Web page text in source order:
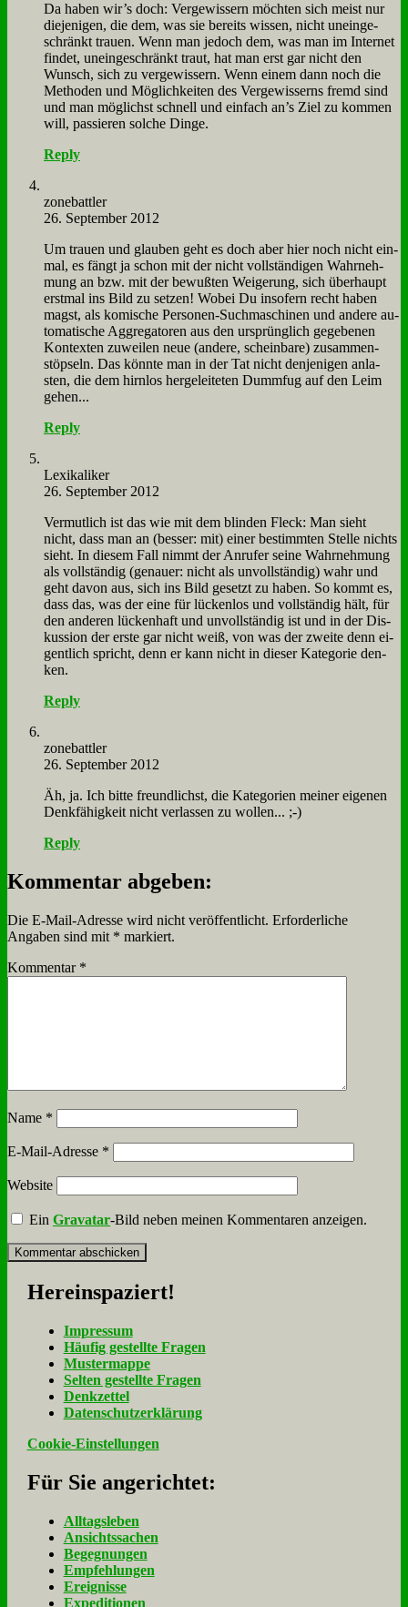
Da ha­ben wir’s doch: Ver­ge­wis­sern möch­ten sich meist nur
die­je­ni­gen, die dem, was sie be­reits wis­sen, nicht un­ein­ge­
schränkt trau­en. Wenn man je­doch dem, was man im In­ter­net
fin­det, un­ein­ge­schränkt traut, hat man erst gar nicht den
Wunsch, sich zu ver­ge­wis­sern. Wenn ei­nem dann noch die
Me­tho­den und Mög­lich­kei­ten des Ver­ge­wis­serns fremd sind
und man mög­lichst schnell und ein­fach an’s Ziel zu kom­men
will, pas­sie­ren sol­che Din­ge.
Reply
zone­batt­ler
26. September 2012
Um trau­en und glau­ben geht es doch aber hier noch nicht ein­
mal, es fängt ja schon mit der nicht voll­stän­di­gen Wahr­neh­
mung an bzw. mit der be­wuß­ten Wei­ge­rung, sich über­haupt
erst­mal ins Bild zu set­zen! Wo­bei Du in­so­fern recht ha­ben
magst, als ko­mi­sche Per­so­nen-Such­ma­schi­nen und an­de­re au­
to­ma­ti­sche Ag­gre­ga­to­ren aus den ur­sprüng­lich ge­ge­be­nen
Kon­tex­ten zu­wei­len neue (an­de­re, schein­ba­re) zu­sam­men­
stöp­seln. Das könn­te man in der Tat nicht den­je­ni­gen an­la­
sten, die dem hirn­los her­ge­lei­te­ten Dumm­fug auf den Leim
ge­hen...
Reply
Le­xi­ka­li­ker
26. September 2012
Ver­mut­lich ist das wie mit dem blin­den Fleck: Man sieht
nicht, dass man an (bes­ser: mit) ei­ner be­stimm­ten Stel­le nichts
sieht. In die­sem Fall nimmt der An­ru­fer sei­ne Wahr­neh­mung
als voll­stän­dig (ge­nau­er: nicht als un­voll­stän­dig) wahr und
geht da­von aus, sich ins Bild ge­setzt zu ha­ben. So kommt es,
dass das, was der ei­ne für lücken­los und voll­stän­dig hält, für
den an­de­ren lücken­haft und un­voll­stän­dig ist und in der Dis­
kus­si­on der er­ste gar nicht weiß, von was der zwei­te denn ei­
gent­lich spricht, denn er kann nicht in die­ser Ka­te­go­rie den­
ken.
Reply
zone­batt­ler
26. September 2012
Äh, ja. Ich bit­te freund­lichst, die Ka­te­go­rien mei­ner ei­ge­nen
Denk­fä­hig­keit nicht ver­las­sen zu wol­len... ;-)
Reply
Kommentar abgeben:
Die E-Mail-Adresse wird nicht veröffentlicht. Erforderliche
Angaben sind mit * markiert.
Kommentar *
Name *
E-Mail-Adresse *
Website
EinGravatar-Bild neben meinen Kommentaren anzeigen.
Her­ein­spa­ziert!
Im­pres­sum
Häu­fig ge­stell­te Fra­gen
Mu­ster­map­pe
Sel­ten ge­stell­te Fra­gen
Denk­zet­tel
Da­ten­schutz­er­klä­rung
Cookie-Einstellungen
Für Sie an­ge­rich­tet:
Alltagsleben
Ansichtssachen
Begegnungen
Empfehlungen
Ereignisse
Expeditionen